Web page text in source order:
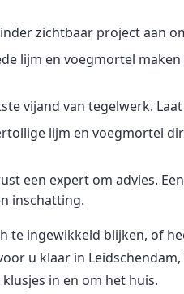
zichtbaar project aan
lijm en voegmortel
vijand van tegelwerk.
lijm en voegmortel
een expert om advies.
inschatting.
te ingewikkeld blijken, of
u klaar in
in en om het huis.